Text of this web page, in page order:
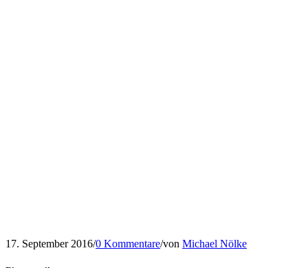
17. September 2016/0 Kommentare/von Michael Nölke